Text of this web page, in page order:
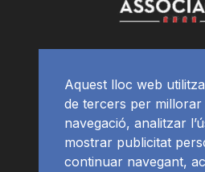
Aquest lloc web
de tercers per millorar
navegació, analitzar
mostrar publicitat
continuar navegant,